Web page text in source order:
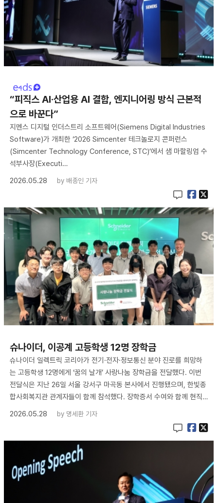
“피직스 AI·산업용 AI 결합, 엔지니어링 방식 근본적
으로 바꾼다”
지멘스 디지털 인더스트리 소프트웨어(Siemens Digital Industries
Software)가 개최한 ‘2026 Simcenter 테크놀로지 콘퍼런스
(Simcenter Technology Conference, STC)’에서 샘 마할링엄 수
석부사장(Executi…
2026.05.28
by 배종인 기자
슈나이더, 이공계 고등학생 12명 장학금
슈나이더 일렉트릭 코리아가 전기·전자·정보통신 분야 진로를 희망하
는 고등학생 12명에게 ‘꿈의 날개’ 사랑나눔 장학금을 전달했다. 이번
전달식은 지난 26일 서울 강서구 마곡동 본사에서 진행됐으며, 한빛종
합사회복지관 관계자들이 함께 참석했다. 장학증서 수여와 함께 현직…
2026.05.28
by 명세환 기자